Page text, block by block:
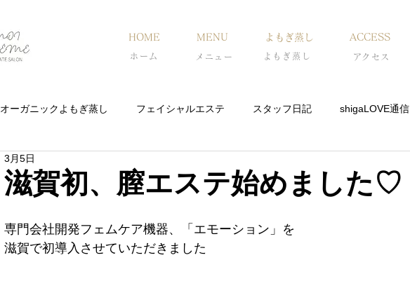
HOME MENU よもぎ蒸し ACCESS
ホーム メニュー よもぎ蒸し ​アクセス
オーガニックよもぎ蒸し フェイシャルエステ スタッフ日記 shigaLOVE通信
滋賀初、膣エステ始めました♡
3月5日
専門会社開発フェムケア機器、「エモーション」を
滋賀で初導入させていただきました